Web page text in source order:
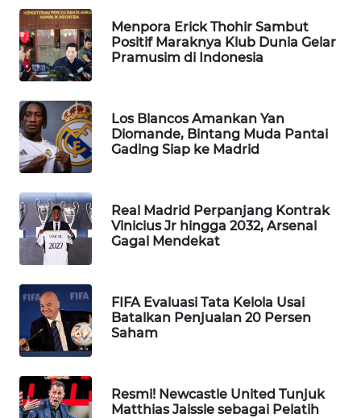
Menpora Erick Thohir Sambut
Positif Maraknya Klub Dunia Gelar
Pramusim di Indonesia
Los Blancos Amankan Yan
Diomande, Bintang Muda Pantai
Gading Siap ke Madrid
Real Madrid Perpanjang Kontrak
Vinicius Jr hingga 2032, Arsenal
Gagal Mendekat
FIFA Evaluasi Tata Kelola Usai
Batalkan Penjualan 20 Persen
Saham
Resmi! Newcastle United Tunjuk
Matthias Jaissle sebagai Pelatih
WAHANANEWS
NET
WAHANA
WAHANA
UMKM
WAHANA
SELEB
WAHANA
WAHANA
OTOMOTIF
WAHANA
HEALTH